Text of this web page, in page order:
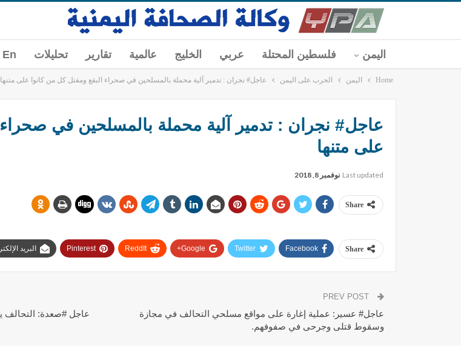
اليمن فلسطين المحتلة عربي الخليج عالمية تقارير تحليلات En
Home اليمن الحرب على اليمن عاجل# نجران : تدمير آلية محملة بالمسلحين في صحراء البقع ومقتل كل من كانوا علی متنها
عاجل# نجران : تدمير آلية محملة بالمسلحين في صحراء
علی متنها
Last updated نوفمبر 8, 2018
Share
Share
Facebook
Twitter
Google+
ReddIt
Pinterest البريد
عاجل# عسير: عملية إغارة على مواقع مسلحي التحالف في مجازة
وسقوط قتلى وجرحى في صفوفهم.